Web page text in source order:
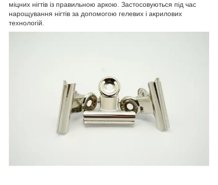
міцних нігтів із правильною аркою. Застосовуються під час
нарощування нігтів за допомогою гелевих і акрилових
технологій.